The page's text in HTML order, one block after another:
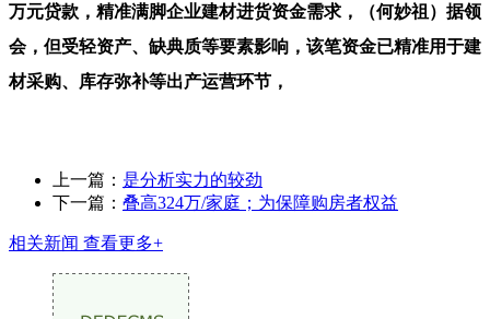
万元贷款，精准满脚企业建材进货资金需求，（何妙祖）据领
会，但受轻资产、缺典质等要素影响，该笔资金已精准用于建
材采购、库存弥补等出产运营环节，
上一篇： 是分析实力的较劲
下一篇： 叠高324万/家庭；为保障购房者权益
相关新闻 查看更多+